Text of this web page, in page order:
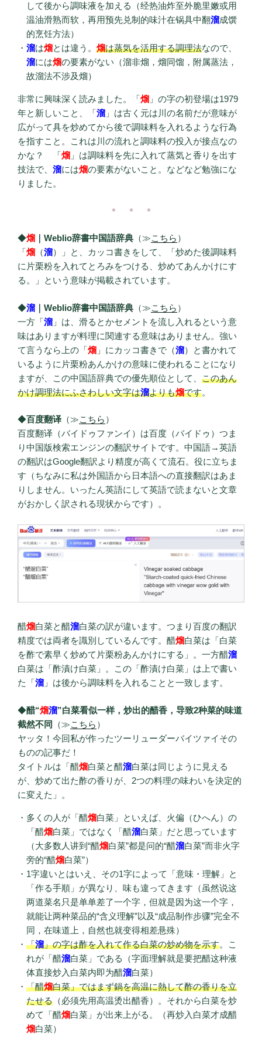
して後から調味液を加える（经热油炸至外脆里嫩或用
温油滑熟而软，再用预先兑制的味汁在锅具中翻溜成馔
的烹饪方法）
溜は熘とは違う。 熘は蒸気を活用する調理法なので、
溜には熘の要素がない（溜非熘，熘同馏，附属蒸法，
故溜法不涉及熘）
非常に興味深く読みました。「熘 」の字の初登場は1979
年と新しいこと、「溜 」は古く元は川の名前だが意味が
広がって具を炒めてから後で調味料を入れるような行為
を指すこと。これは川の流れと調味料の投入が接点なの
かな？ 「熘 」は調味料を先に入れて蒸気と香りを出す
技法で、 溜には熘の要素がないこと。などなど勉強にな
りました。
＊ ＊ ＊
◆熘 ｜Weblio辞書中国語辞典 （≫こちら ）
「熘 （溜）」と、カッコ書きをして、「炒めた後調味料
に片栗粉を入れてとろみをつける、炒めてあんかけにす
る。」という意味が掲載されています。
◆溜 ｜Weblio辞書中国語辞典 （≫こちら ）
一方「溜 」は、滑るとかセメントを流し入れるという意
味はありますが料理に関連する意味はありません。強い
て言うなら上の「熘 」にカッコ書きで（溜）と書かれて
いるように片栗粉あんかけの意味に使われることになり
ますが、この中国語辞典での優先順位として、 このあん
かけ調理法にふさわしい文字は溜よりも熘です。
◆百度翻译 （≫こちら ）
百度翻译（バイドゥファンイ）は百度（バイドゥ）つま
り中国版検索エンジンの翻訳サイトです。中国語→英語
の翻訳はGoogle翻訳より精度が高くて流石。役に立ちま
す（ちなみに私は外国語から日本語への直接翻訳はあま
りしません。いったん英語にして英語で読まないと文章
がおかしく訳される現状からです）。
醋熘白菜と醋溜白菜の訳が違います。つまり百度の翻訳
精度では両者を識別しているんです。醋熘白菜は「白菜
を酢で素早く炒めて片栗粉あんかけにする」。一方醋溜
白菜は「酢漬け白菜」。この「酢漬け白菜」は上で書い
た「溜 」は後から調味料を入れることと一致します。
◆醋“熘溜”白菜看似一样，炒出的醋香，导致2种菜的味道
截然不同
（≫こちら ）
ヤッタ！今回私が作ったツーリューダーバイツァイその
ものの記事だ！
タイトルは「醋熘白菜と醋溜白菜は同じように見える
が、炒めて出た酢の香りが、2つの料理の味わいを決定的
に変えた」。
多くの人が「醋熘白菜」といえば、火偏（ひへん）の
「醋熘白菜」ではなく「醋溜白菜」だと思っています
（大多数人讲到“醋熘白菜”都是问的“醋溜白菜”而非火字
旁的“醋熘白菜”）
1字違いとはいえ、その1字によって「意味・理解」と
「作る手順」が異なり、味も違ってきます（虽然说这
两道菜名只是单单差了一个字，但就是因为这一个字，
就能让两种菜品的“含义理解”以及“成品制作步骤”完全不
同，在味道上，自然也就变得相差悬殊）
「溜」の字は酢を入れて作る白菜の炒め物を示す。こ
れが「醋溜白菜」である（字面理解就是要把醋这种液
体直接炒入白菜内即为醋溜白菜）
「醋熘白菜」ではまず鍋を高温に熱して酢の香りを立
たせる （必须先用高温烫出醋香）。それから白菜を炒
めて「醋熘白菜」が出来上がる。（再炒入白菜才成醋
熘白菜）